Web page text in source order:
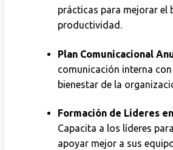
prácticas para mejorar el
productividad.
Plan Comunicacional
comunicación interna
bienestar de la
Formación de Líderes
Capacita a los líderes
apoyar mejor a sus